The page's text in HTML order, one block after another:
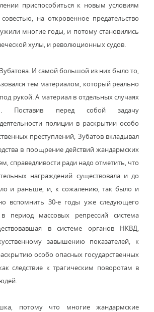
приспособиться к новым условиям
на откровенное предательство
многие годы, и потому становились
хулы, и революционных судов.
И самой большой из них было то,
тем материалом, который реально
рукой. А материал в отдельных случаях
Поставив перед собой задачу
полиции в раскрытии особо
преступлений, Зубатов вкладывал
в поощрение действий жандармских
справедливости ради надо отметить, что
награждений существовала и до
и раньше, и, к сожалению, так было и
вспомнить 30-е годы уже следующего
в период массовых репрессий система
в системе органов НКВД,
завышению показателей, к
особо опасных государственных
следствие к трагическим поворотам в
потому что многие жандармские